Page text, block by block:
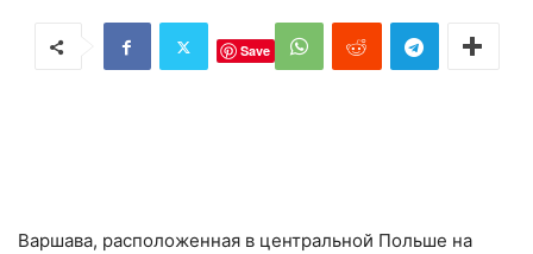
Save
Варшава, расположенная в центральной Польше на